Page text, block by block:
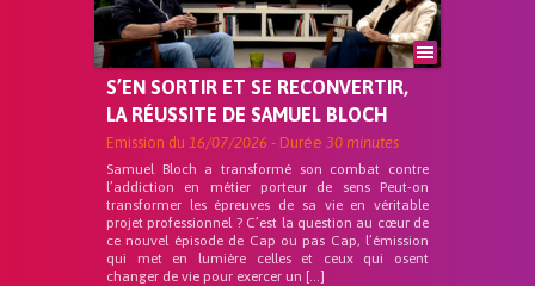
S’EN SORTIR ET SE RECONVERTIR,
LA RÉUSSITE DE SAMUEL BLOCH
Emission du 16/07/2026 - Durée 30 minutes
Samuel Bloch a transformé son combat contre
l’addiction en métier porteur de sens Peut-on
transformer les épreuves de sa vie en véritable
projet professionnel ? C’est la question au cœur de
ce nouvel épisode de Cap ou pas Cap, l’émission
qui met en lumière celles et ceux qui osent
changer de vie pour exercer un […]